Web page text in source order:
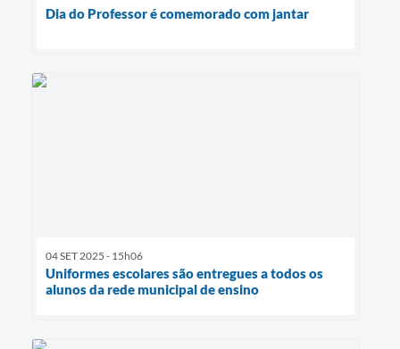
Dia do Professor é comemorado com jantar
04 SET 2025 - 15h06
Uniformes escolares são entregues a todos os
alunos da rede municipal de ensino